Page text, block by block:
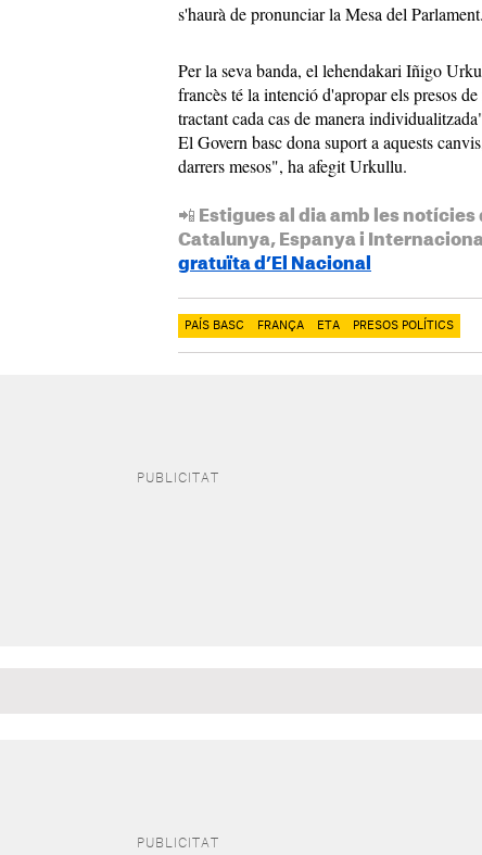
s'haurà de pronunciar la Mesa del Parlament.
Per la seva banda, el lehendakari Iñigo
francès té la intenció d'apropar els presos
tractant cada cas de manera
El Govern basc dona suport a aquests
darrers mesos", ha afegit Urkullu.
📲 Estigues al dia amb les notícies
Catalunya, Espanya i
gratuïta d’El Nacional
PAÍS BASC FRANÇA ETA PRESOS POLÍTICS